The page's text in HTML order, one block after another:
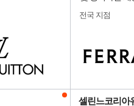
전국 지점
셀린느코리아